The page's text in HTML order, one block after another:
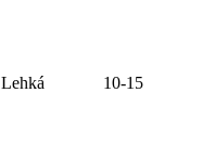
Lehká 10-15